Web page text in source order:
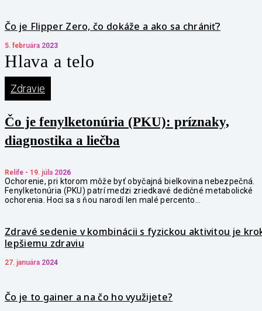
Čo je Flipper Zero, čo dokáže a ako sa chrániť?
5. februára 2023
Hlava a telo
Zdravie
Čo je fenylketonúria (PKU): príznaky,
diagnostika a liečba
Relife - 19. júla 2026
Ochorenie, pri ktorom môže byť obyčajná bielkovina nebezpečná.
Fenylketonúria (PKU) patrí medzi zriedkavé dedičné metabolické
ochorenia. Hoci sa s ňou narodí len malé percento...
Zdravé sedenie v kombinácii s fyzickou aktivitou je
lepšiemu zdraviu
27. januára 2024
Čo je to gainer a na čo ho využijete?